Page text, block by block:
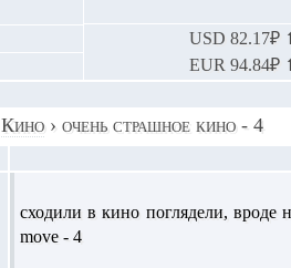
USD 82.17₽
EUR 94.84₽
Кино › очень страшное кино - 4
сходили в кино поглядели, вроде
move - 4